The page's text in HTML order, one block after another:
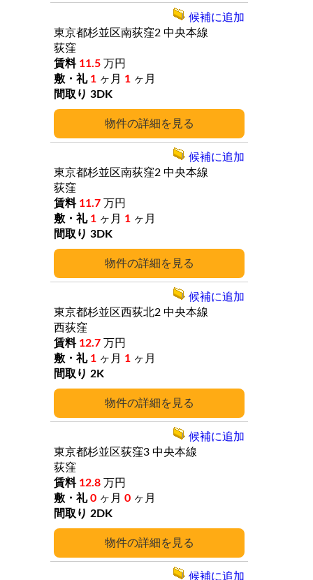
詳細
東京都杉並区南荻窪2 中央本線
荻窪
11.5 万円
1 ヶ月 1 ヶ月
3DK
候補に追加
詳細
東京都杉並区南荻窪2 中央本線
荻窪
11.7 万円
1 ヶ月 1 ヶ月
3DK
候補に追加
詳細
東京都杉並区西荻北2 中央本線
西荻窪
12.7 万円
1 ヶ月 1 ヶ月
2K
候補に追加
詳細
東京都杉並区荻窪3 中央本線
荻窪
12.8 万円
0 ヶ月 0 ヶ月
2DK
候補に追加
候補に追加